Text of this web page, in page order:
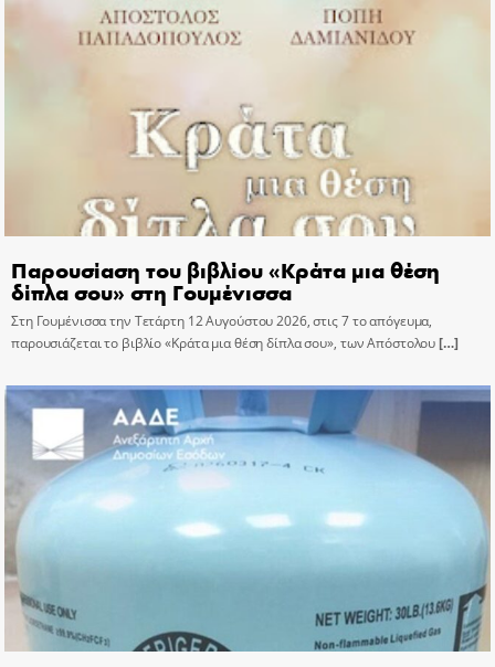
Παρουσίαση του βιβλίου «Κράτα μια θέση
δίπλα σου» στη Γουμένισσα
Στη Γουμένισσα την Τετάρτη 12 Αυγούστου 2026, στις 7 το απόγευμα,
παρουσιάζεται το βιβλίο «Κράτα μια θέση δίπλα σου», των Απόστολου[…]